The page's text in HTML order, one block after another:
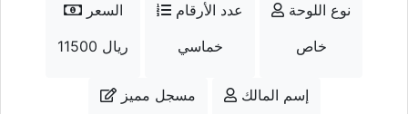
السعر
11500 ريال
عدد الأرقام
خماسي
نوع اللوحة
خاص
مسجل مميز
إسم المالك